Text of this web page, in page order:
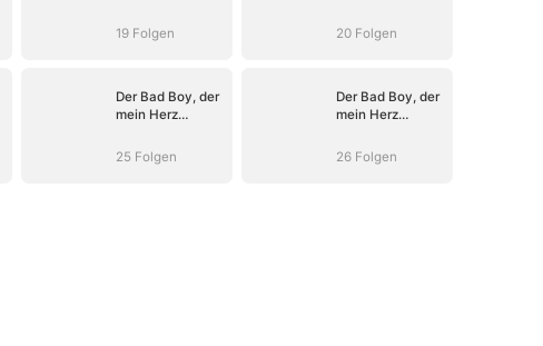
19 Folgen
20 Folgen
Der Bad Boy, der
mein Herz
25 Folgen
Der Bad Boy, der
mein Herz
26 Folgen